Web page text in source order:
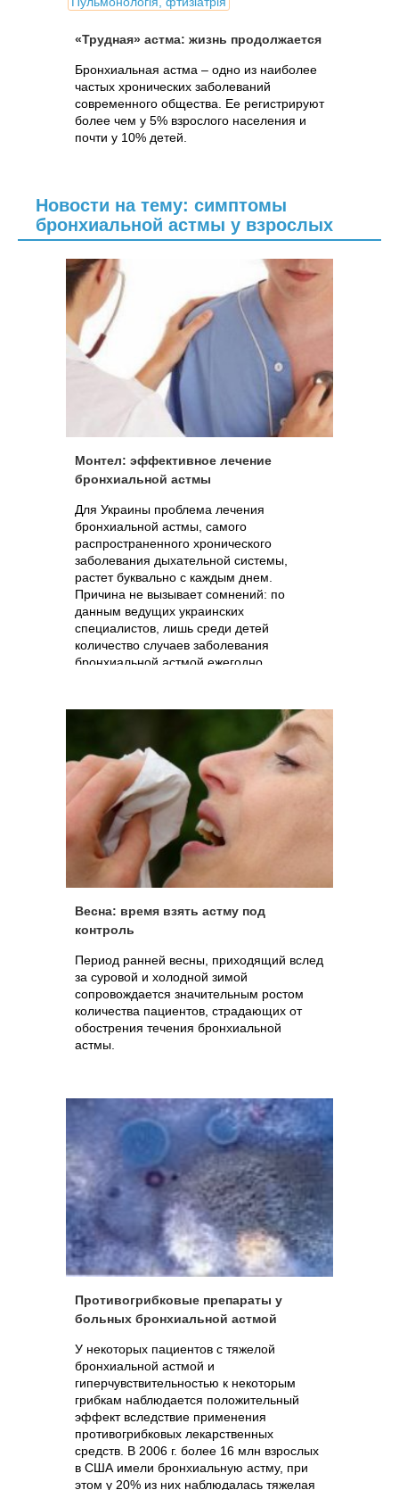
«Трудная» астма: жизнь продолжается
Бронхиальная астма – одно из наиболее
частых хронических заболеваний
современного общества. Ее регистрируют
более чем у 5% взрослого населения и
почти у 10% детей.
Новости на тему: симптомы
бронхиальной астмы у взрослых
Монтел: эффективное лечение
бронхиальной астмы
Для Украины проблема лечения
бронхиальной астмы, самого
распространенного хронического
заболевания дыхательной системы,
растет буквально с каждым днем.
Причина не вызывает сомнений: по
данным ведущих украинских
специалистов, лишь среди детей
количество случаев заболевания
бронхиальной астмой ежегодно
астмы в Украине стабильно входит в
«ведущую тройку» среди европейских
государств. Прогнозы не носят
утешительный характер, по данным
Всемирной организации
здравоохранения число больных
бронхиальной астмой удваивается
каждые 15 лет.
Весна: время взять астму под
контроль
Период ранней весны, приходящий вслед
за суровой и холодной зимой
сопровождается значительным ростом
количества пациентов, страдающих от
обострения течения бронхиальной
астмы.
Противогрибковые препараты у
больных бронхиальной астмой
У некоторых пациентов с тяжелой
бронхиальной астмой и
гиперчувствительностью к некоторым
грибкам наблюдается положительный
эффект вследствие применения
противогрибковых лекарственных
средств. В 2006 г. более 16 млн взрослых
в США имели бронхиальную астму, при
этом у 20% из них наблюдалась тяжелая